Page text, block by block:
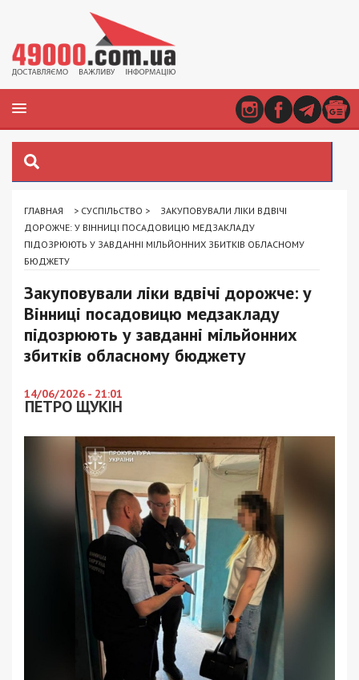
ГЛАВНАЯ > СУСПІЛЬСТВО >
ЗАКУПОВУВАЛИ ЛІКИ ВДВІЧІ
ДОРОЖЧЕ: У ВІННИЦІ ПОСАДОВИЦЮ МЕДЗАКЛАДУ
ПІДОЗРЮЮТЬ У ЗАВДАННІ МІЛЬЙОННИХ ЗБИТКІВ ОБЛАСНОМУ
БЮДЖЕТУ
Закуповували ліки вдвічі дорожче: у
Вінниці посадовицю медзакладу
підозрюють у завданні мільйонних
збитків обласному бюджету
14/06/2026 - 21:01
ПЕТРО ЩУКІН